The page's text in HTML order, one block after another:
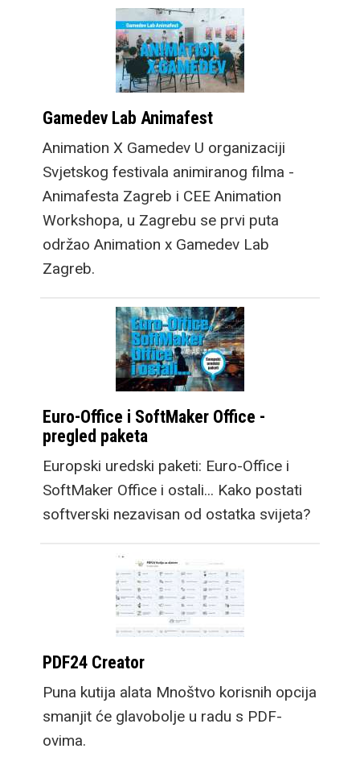
Gamedev Lab Animafest
Animation X Gamedev U organizaciji
Svjetskog festivala animiranog filma -
Animafesta Zagreb i CEE Animation
Workshopa, u Zagrebu se prvi puta
održao Animation x Gamedev Lab
Zagreb.
Euro-Office i SoftMaker Office -
pregled paketa
Europski uredski paketi: Euro-Office i
SoftMaker Office i ostali... Kako postati
softverski nezavisan od ostatka svijeta?
PDF24 Creator
Puna kutija alata Mnoštvo korisnih opcija
smanjit će glavobolje u radu s PDF-
ovima.